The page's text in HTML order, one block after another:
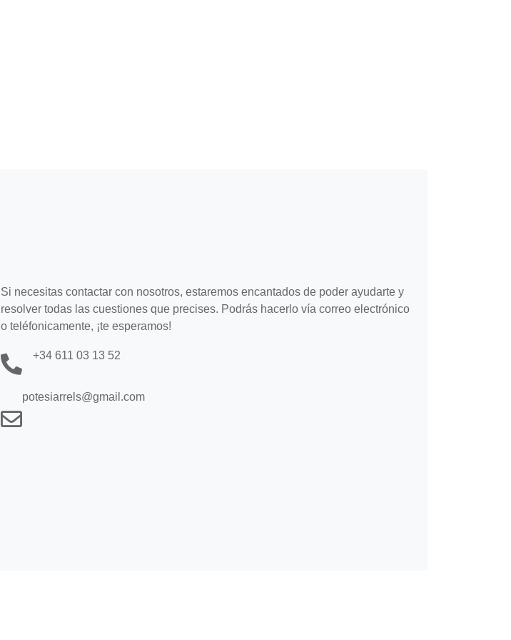
Si necesitas contactar con nosotros, estaremos encantados de poder ayudarte y
resolver todas las cuestiones que precises. Podrás hacerlo vía correo electrónico
o teléfonicamente, ¡te esperamos!
+34 611 03 13 52
potesiarrels@gmail.com
potesiarrels@gmail.com